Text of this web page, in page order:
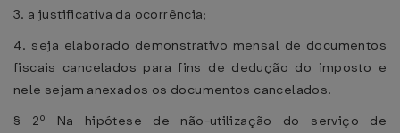
3. a justificativa da ocorrência;
4. seja elaborado demonstrativo mensal de documentos
fiscais cancelados para fins de dedução do imposto e
nele sejam anexados os documentos cancelados.
§ 2º Na hipótese de não-utilização do serviço de